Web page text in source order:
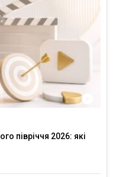
півріччя 2026: які